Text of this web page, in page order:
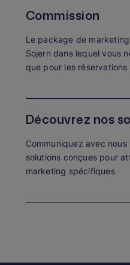
Commission
Le package de
Sojern dans lequel vous
que pour les
Découvrez nos
Communiquez avec
solutions conçues pour
marketing spécifiques